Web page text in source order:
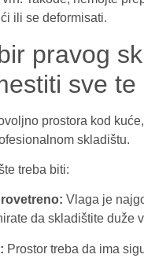
ili se deformisati.
pravog
sve te
prostora kod
skladištu.
treba biti:
Vlaga je
da skladištite duže
Prostor treba da ima